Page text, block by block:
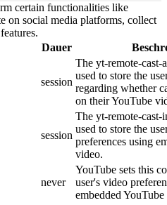
certain functionalities like
on social media platforms, collect
Dauer
session
The yt-remote-cast-
used to store the
regarding whether
on their YouTube
session
The yt-remote-cast-
used to store the
preferences using
video.
never
YouTube sets this
user's video
embedded